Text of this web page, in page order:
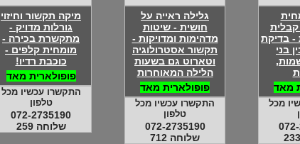
קבלית
- בדיקת
בני
מאד
מכל
גלילה ראייה על
חושית - שיטות
מדהימות ומדויקות -
תקשור אסטרולוגיה
וטארוט גם בשעות
הלילה המאוחרות
פופולארית מאד
התקשרו עכשיו מכל
טלפון
072-2735190
שלוחה 712
מיקה תקשור וחיזוי
גורלות מדויק -
מתקשרת בכירה -
מומחית קלפים -
כוכבת רדיו!
פופולארית מאד
התקשרו עכשיו מכל
טלפון
072-2735190
שלוחה 259